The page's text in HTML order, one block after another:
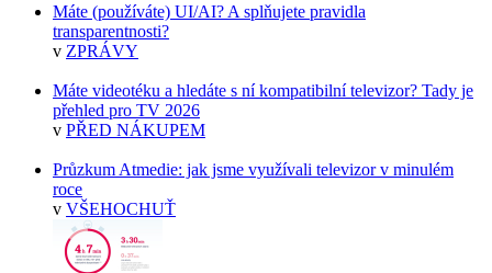
Máte (používáte) UI/AI? A splňujete pravidla
transparentnosti?
v ZPRÁVY
Máte videotéku a hledáte s ní kompatibilní televizor? Tady je
přehled pro TV 2026
v PŘED NÁKUPEM
Průzkum Atmedie: jak jsme využívali televizor v minulém
roce
v VŠEHOCHUŤ